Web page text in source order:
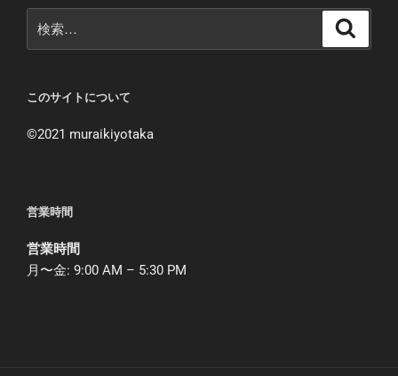
索:
このサイトについて
©︎2021 muraikiyotaka
営業時間
営業時間
月〜金: 9:00 AM – 5:30 PM